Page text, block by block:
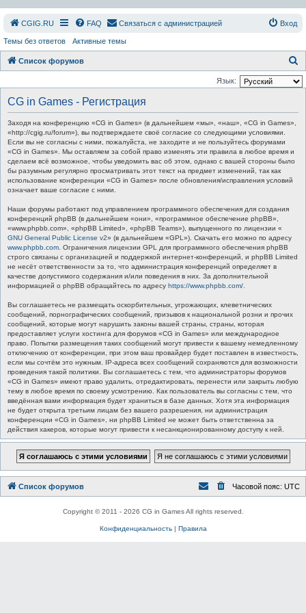
СGIG.RU FAQ Связаться с администрацией Вход
Темы без ответов Активные темы
Список форумов
о
Язык:
CG in Games - Регистрация
Заходя на конференцию «CG in Games» (в дальнейшем «мы», «наш», «CG in Games»,
«http://cgig.ru/forum»), вы подтверждаете своё согласие со следующими условиями.
Если вы не согласны с ними, пожалуйста, не заходите и не пользуйтесь форумами
«CG in Games». Мы оставляем за собой право изменять эти правила в любое время и
сделаем всё возможное, чтобы уведомить вас об этом, однако с вашей стороны было
бы разумным регулярно просматривать этот текст на предмет изменений, так как
использование конференции «CG in Games» после обновления/исправления условий
означает ваше согласие с ними.
Наши форумы работают под управлением программного обеспечения для создания
конференций phpBB (в дальнейшем «они», «программное обеспечение phpBB»,
«www.phpbb.com», «phpBB Limited», «phpBB Teams»), выпущенного по лицензии «
GNU General Public License v2» (в дальнейшем «GPL»). Скачать его можно по адресу
www.phpbb.com . Ограничения лицензии GPL для программного обеспечения phpBB
строго связаны с организацией и поддержкой интернет-конференций, и phpBB Limited
не несёт ответственности за то, что администрация конференций определяет в
качестве допустимого содержания и/или поведения в них. За дополнительной
информацией о phpBB обращайтесь по адресу https://www.phpbb.com/
Вы соглашаетесь не размещать оскорбительных, угрожающих, клеветнических
сообщений, порнографических сообщений, призывов к национальной розни и прочих
сообщений, которые могут нарушить законы вашей страны, страны, которая
предоставляет услуги хостинга для форумов «CG in Games» или международное
право. Попытки размещения таких сообщений могут привести к вашему немедленному
отключению от конференции, при этом ваш провайдер будет поставлен в известность,
если мы сочтём это нужным. IP-адреса всех сообщений сохраняются для возможности
проведения такой политики. Вы соглашаетесь с тем, что администраторы форумов
«CG in Games» имеют право удалить, отредактировать, перенести или закрыть любую
тему в любое время по своему усмотрению. Как пользователь вы согласны с тем, что
введённая вами информация будет храниться в базе данных. Хотя эта информация
не будет открыта третьим лицам без вашего разрешения, ни администрация
конференции «CG in Games», ни phpBB Limited не может быть ответственна за
действия хакеров, которые могут привести к несанкционированному доступу к ней.
Список форумов Часовой пояс: UTC
Copyright © 2011 - 2026 CG in Games All rights reserved.
Конфиденциальность| Правила